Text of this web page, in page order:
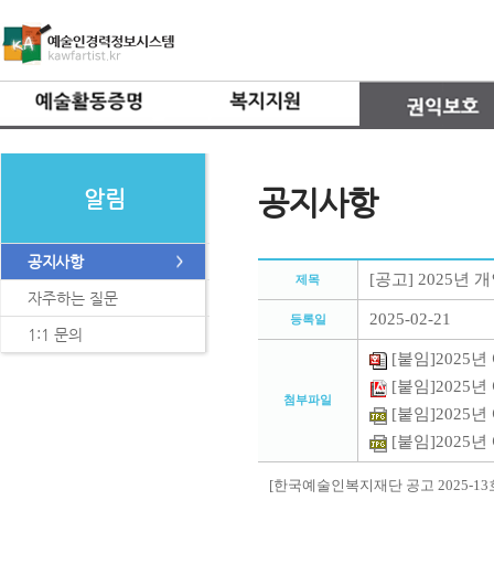
알림
공지사항
자주하는 질문
1:1 문의
공지사항
제목 [공고] 2025년
등록일 2025-02-21
첨부파일
[붙임]2025년
[붙임]2025년
[붙임]2025년
[붙임]2025년
[한국예술인복지재단 공고 2025-13